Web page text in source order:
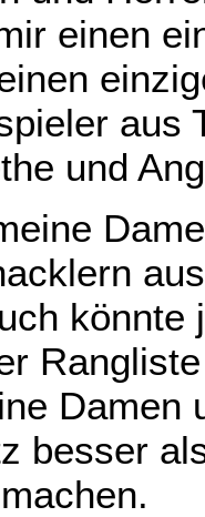
einen
aus
und
könnte
Damen
besser